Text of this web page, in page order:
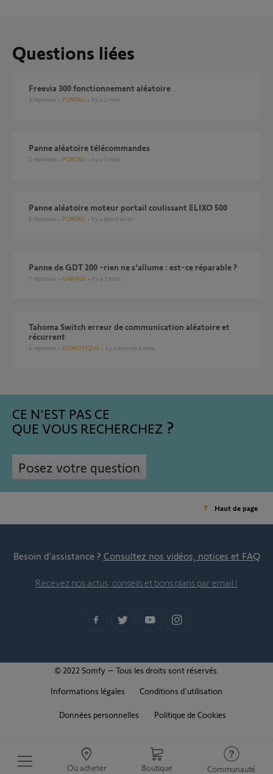
Où acheter Boutique Communauté
Questions liées
Freevia 300 fonctionnement aléatoire
3 réponses PORTAIL il y a 2 mois
Panne aléatoire télécommandes
2 réponses PORTAIL il y a 7 mois
Panne aléatoire moteur portail coulissant ELIXO 500
5 réponses PORTAIL il y a plus d'un an
panne de GDT 200 -rien ne s'allume : est-ce réparable ?
7 réponses GARAGE il y a 3 mois
Tahoma Switch erreur de communication aléatoire et
récurrent
4 réponses DOMOTIQUE il y a environ 2 mois
CE N'EST PAS CE
QUE VOUS RECHERCHEZ
Posez votre question
Haut de page
Besoin d’assistance ? Consultez nos vidéos, notices et FAQ
Recevez nos actus, conseils et bons plans par email !
© 2022 Somfy – Tous les droits sont réservés.
Informations légales
Conditions d'utilisation
Données personnelles Politique de Cookies